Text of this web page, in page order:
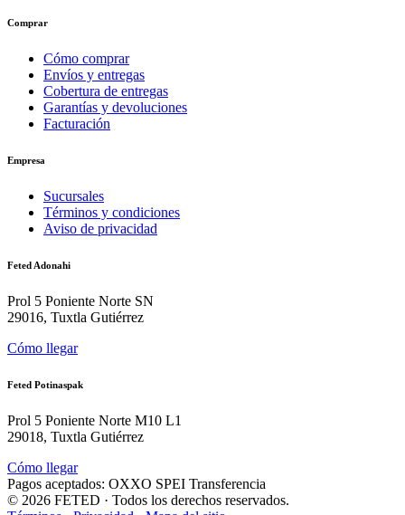
Comprar
Cómo comprar
Envíos y entregas
Cobertura de entregas
Garantías y devoluciones
Facturación
Empresa
Sucursales
Términos y condiciones
Aviso de privacidad
Feted Adonahi
Prol 5 Poniente Norte SN
29016, Tuxtla Gutiérrez
Cómo llegar
Feted Potinaspak
Prol 5 Poniente Norte M10 L1
29018, Tuxtla Gutiérrez
Cómo llegar
Pagos aceptados: OXXO SPEI Transferencia
© 2026 FETED · Todos los derechos reservados.